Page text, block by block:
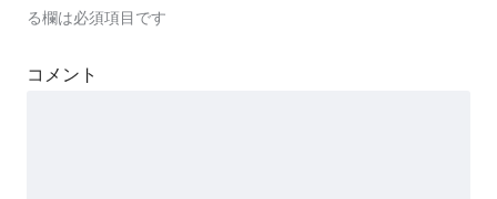
る欄は必須項目です
コメント